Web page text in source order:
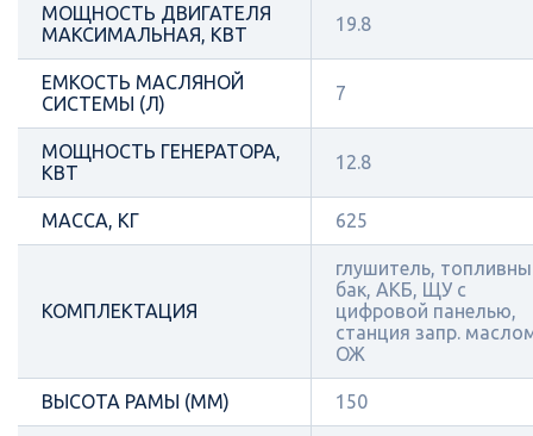
МОЩНОСТЬ ДВИГАТЕЛЯ
МАКСИМАЛЬНАЯ, КВТ
19.8
ЕМКОСТЬ МАСЛЯНОЙ
СИСТЕМЫ (Л)
7
МОЩНОСТЬ ГЕНЕРАТОРА,
КВТ
12.8
МАССА, КГ 625
КОМПЛЕКТАЦИЯ
глушитель,
бак, АКБ, ЩУ с
цифровой панелью,
станция запр.
ОЖ
ВЫСОТА РАМЫ (ММ) 150